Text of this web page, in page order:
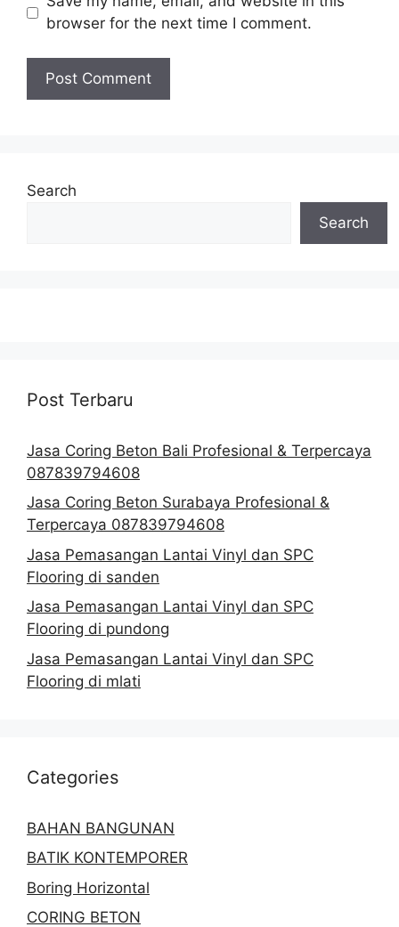
browser for the next time I comment.
Search
Search
Post Terbaru
Jasa Coring Beton Bali Profesional & Terpercaya
087839794608
Jasa Coring Beton Surabaya Profesional &
Terpercaya 087839794608
Jasa Pemasangan Lantai Vinyl dan SPC
Flooring di sanden
Jasa Pemasangan Lantai Vinyl dan SPC
Flooring di pundong
Jasa Pemasangan Lantai Vinyl dan SPC
Flooring di mlati
Categories
BAHAN BANGUNAN
BATIK KONTEMPORER
Boring Horizontal
CORING BETON